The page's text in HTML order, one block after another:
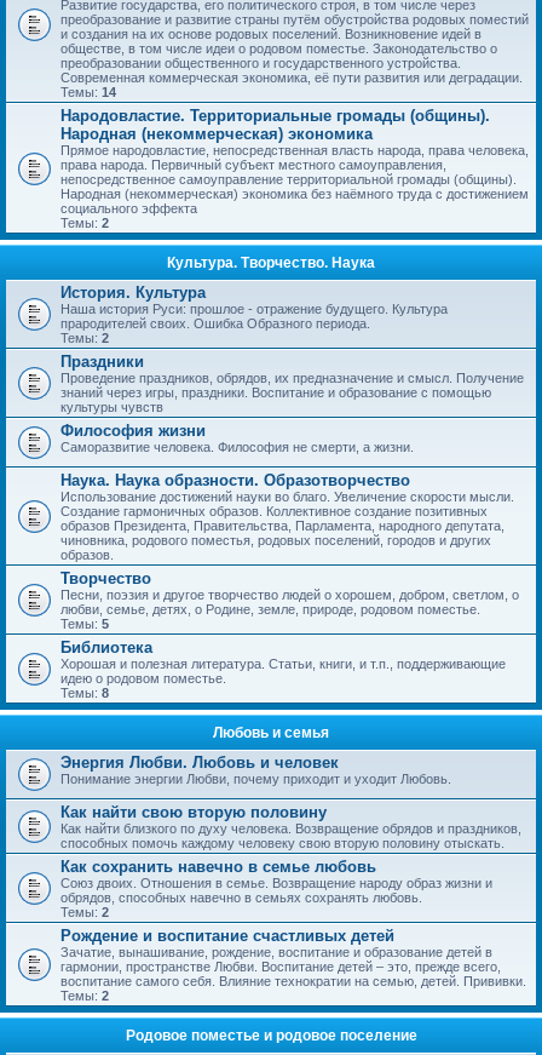
Развитие государства, его политического строя, в том числе через
преобразование и развитие страны путём обустройства родовых поместий
и создания на их основе родовых поселений. Возникновение идей в
обществе, в том числе идеи о родовом поместье. Законодательство о
преобразовании общественного и государственного устройства.
Современная коммерческая экономика, её пути развития или деградации.
Темы: 14
Народовластие. Территориальные громады (общины).
Народная (некоммерческая) экономика
Прямое народовластие, непосредственная власть народа, права человека,
права народа. Первичный субъект местного самоуправления,
непосредственное самоуправление территориальной громады (общины).
Народная (некоммерческая) экономика без наёмного труда с достижением
социального эффекта
Темы: 2
Культура. Творчество. Наука
История. Культура
Наша история Руси: прошлое - отражение будущего. Культура
прародителей своих. Ошибка Образного периода.
Темы: 2
Праздники
Проведение праздников, обрядов, их предназначение и смысл. Получение
знаний через игры, праздники. Воспитание и образование с помощью
культуры чувств
Философия жизни
Саморазвитие человека. Философия не смерти, а жизни.
Наука. Наука образности. Образотворчество
Использование достижений науки во благо. Увеличение скорости мысли.
Создание гармоничных образов. Коллективное создание позитивных
образов Президента, Правительства, Парламента, народного депутата,
чиновника, родового поместья, родовых поселений, городов и других
образов.
Творчество
Песни, поэзия и другое творчество людей о хорошем, добром, светлом, о
любви, семье, детях, о Родине, земле, природе, родовом поместье.
Темы: 5
Библиотека
Хорошая и полезная литература. Статьи, книги, и т.п., поддерживающие
идею о родовом поместье.
Темы: 8
Любовь и семья
Энергия Любви. Любовь и человек
Понимание энергии Любви, почему приходит и уходит Любовь.
Как найти свою вторую половину
Как найти близкого по духу человека. Возвращение обрядов и праздников,
способных помочь каждому человеку свою вторую половину отыскать.
Как сохранить навечно в семье любовь
Союз двоих. Отношения в семье. Возвращение народу образ жизни и
обрядов, способных навечно в семьях сохранять любовь.
Темы: 2
Рождение и воспитание счастливых детей
Зачатие, вынашивание, рождение, воспитание и образование детей в
гармонии, пространстве Любви. Воспитание детей – это, прежде всего,
воспитание самого себя. Влияние технократии на семью, детей. Прививки.
Темы: 2
Родовое поместье и родовое поселение